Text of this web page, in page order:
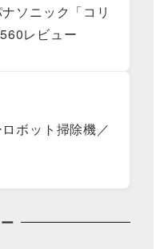
ソニック「コリ
レビュー
ボット掃除機／